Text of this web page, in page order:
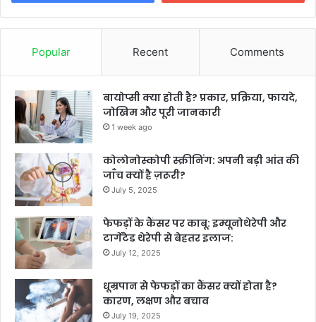
Popular Recent Comments
बायोप्सी क्या होती है? प्रकार, प्रक्रिया, फायदे,
जोखिम और पूरी जानकारी
1 week ago
कोलोनोस्कोपी स्क्रीनिंग: अपनी बड़ी आंत की
जाँच क्यों है ज़रूरी?
July 5, 2025
फेफड़ों के कैंसर पर काबू: इम्यूनोथेरेपी और
टार्गेटेड थेरेपी से बेहतर इलाज:
July 12, 2025
धूम्रपान से फेफड़ों का कैंसर क्यों होता है?
कारण, लक्षण और बचाव
July 19, 2025